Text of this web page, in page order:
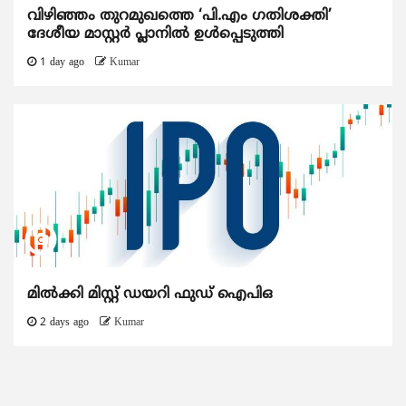
വിഴിഞ്ഞം തുറമുഖത്തെ ‘പി.എം ഗതിശക്തി’
ദേശീയ മാസ്റ്റർ പ്ലാനിൽ ഉൾപ്പെടുത്തി
1 day ago Kumar
മിൽക്കി മിസ്റ്റ് ഡയറി ഫുഡ് ഐപിഒ
2 days ago Kumar